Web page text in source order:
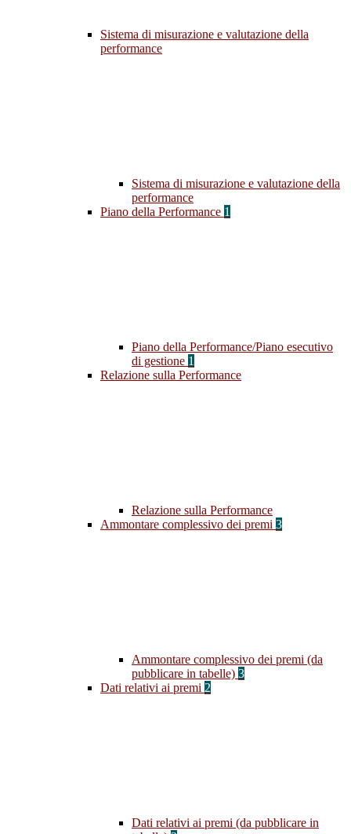
Sistema di misurazione e valutazione della
performance
Sistema di misurazione e valutazione della
performance
Piano della Performance 1
Piano della Performance/Piano esecutivo
di gestione 1
Relazione sulla Performance
Relazione sulla Performance
Ammontare complessivo dei premi 3
Ammontare complessivo dei premi (da
pubblicare in tabelle) 3
Dati relativi ai premi 2
Dati relativi ai premi (da pubblicare in